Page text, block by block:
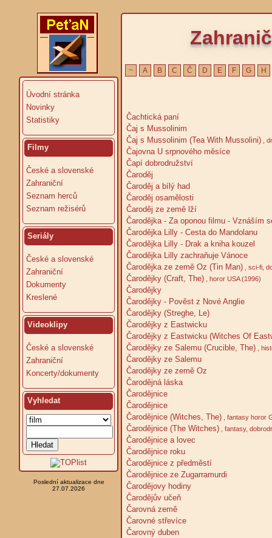
Úvodní stránka
Novinky
Statistiky
Filmy
České a slovenské
Zahraniční
Seznam herců
Seznam režisérů
Seriály
České a slovenské
Zahraniční
Dokumenty
Kreslené
Videoklipy
České a slovenské
Zahraniční
Koncerty/dokumenty
Vyhledat
Poslední aktualizace dne
27.07.2026
~ A B C Č D E F G H
Čachtická paní
Čaj s Mussolinim
Čaj s Mussolinim (Tea With Mussolini) ,
Čajovna U srpnového měsíce
Čapí dobrodružství
Čaroděj
Čaroděj a bílý had
Čaroděj osamělosti
Čaroděj ze země lží
Čarodějka - Za oponou filmu - Vznáším
Čarodějka Lilly - Cesta do Mandolanu
Čarodějka Lilly - Drak a kniha kouzel
Čarodějka Lilly zachraňuje Vánoce
Čarodějka ze země Oz (Tin Man) , sci-fi,
Čarodějky (Craft, The) , horor USA (1996)
Čarodějky
Čarodějky - Pověst z Nové Anglie
Čarodějky (Streghe, Le)
Čarodějky z Eastwicku
Čarodějky z Eastwicku (Witches Of
Čarodějky ze Salemu (Crucible, The) ,
Čarodějky ze Salemu
Čarodějky ze země Oz
Čarodějná láska
Čarodějnice
Čarodějnice
Čarodějnice (Witches, The) , fantasy horor
Čarodějnice (The Witches) , fantasy,
Čarodějnice a lovec
Čarodějnice roku
Čarodějnice z předměstí
Čarodějnice ze Zugarramurdi
Čarodějovy hodiny
Čarodějův učeň
Čarovná země
Čarovné střevíce
Čarovný duben